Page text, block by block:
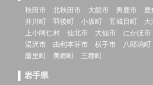
秋田市 北秋田市 大館市 男鹿市 鹿
井川町
羽後町 小坂町 五城目町
大
上小阿仁村
仙北市 大仙市 にかほ市
湯沢市
由利本荘市 横手市 八郎潟町
藤里町
美郷町 三種町
岩手県